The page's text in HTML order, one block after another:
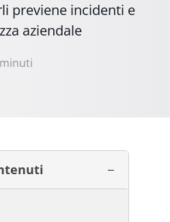
previene incidenti e
aziendale